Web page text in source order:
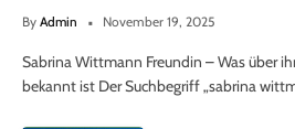
By Admin November 19, 2025
Sabrina Wittmann Freundin – Was über
bekannt ist Der Suchbegriff „sabrina